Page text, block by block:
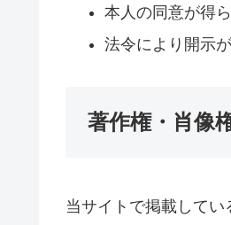
本人の同意が得
法令により開示
著作権・肖像
当サイトで掲載して